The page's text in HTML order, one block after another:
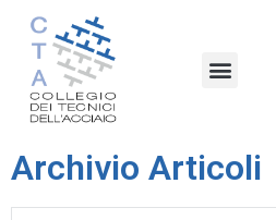
Archivio Articoli